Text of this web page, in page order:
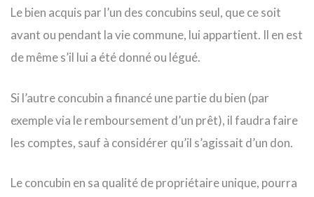
Le bien acquis par l’un des concubins seul, que ce soit
avant ou pendant la vie commune, lui appartient. Il en est
de même s’il lui a été donné ou légué.
Si l’autre concubin a financé une partie du bien (par
exemple via le remboursement d’un prêt), il faudra faire
les comptes, sauf à considérer qu’il s’agissait d’un don.
Le concubin en sa qualité de propriétaire unique, pourra